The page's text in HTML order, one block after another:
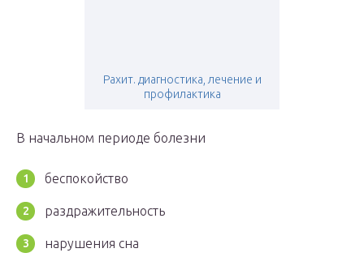
Рахит. диагностика, лечение и
профилактика
В начальном периоде болезни
беспокойство
раздражительность
нарушения сна